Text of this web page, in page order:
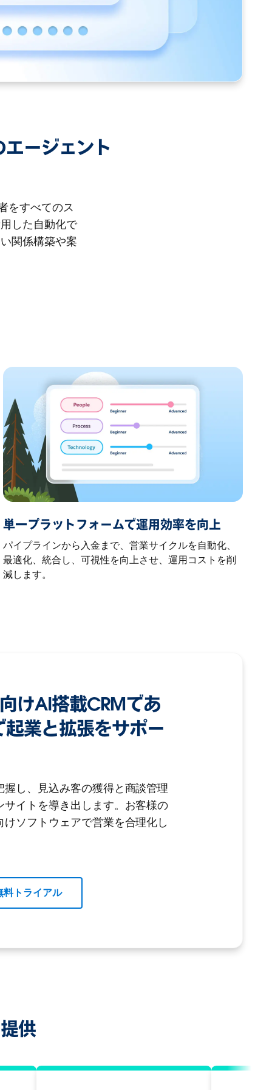
ージェント
をすべてのス
した自動化で
関係構築や案
単一プラットフォームで運用効率を向上
パイプラインから入金まで、営業サイクルを自動化、
最適化、統合し、可視性を向上させ、運用コストを削
減します。
けAI搭載CRMであ
業と拡張をサポー
し、見込み客の獲得と商談管理
イトを導き出します。お客様の
ソフトウェアで営業を合理化し
料トライアル
供